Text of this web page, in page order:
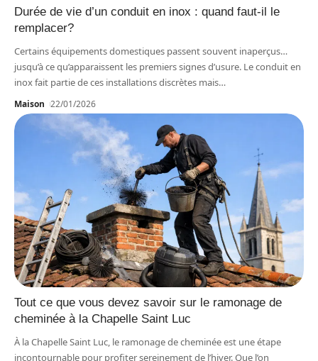
Durée de vie d’un conduit en inox : quand faut-il le
remplacer?
Certains équipements domestiques passent souvent inaperçus…
jusqu’à ce qu’apparaissent les premiers signes d’usure. Le conduit en
inox fait partie de ces installations discrètes mais…
Maison 22/01/2026
Tout ce que vous devez savoir sur le ramonage de
cheminée à la Chapelle Saint Luc
À la Chapelle Saint Luc, le ramonage de cheminée est une étape
incontournable pour profiter sereinement de l’hiver. Que l’on